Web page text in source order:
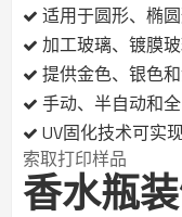
适用于圆形、椭
加工玻璃、镀膜
提供金色、银色
手动、半自动和
UV固化技术可实
索取打印样品
香水瓶